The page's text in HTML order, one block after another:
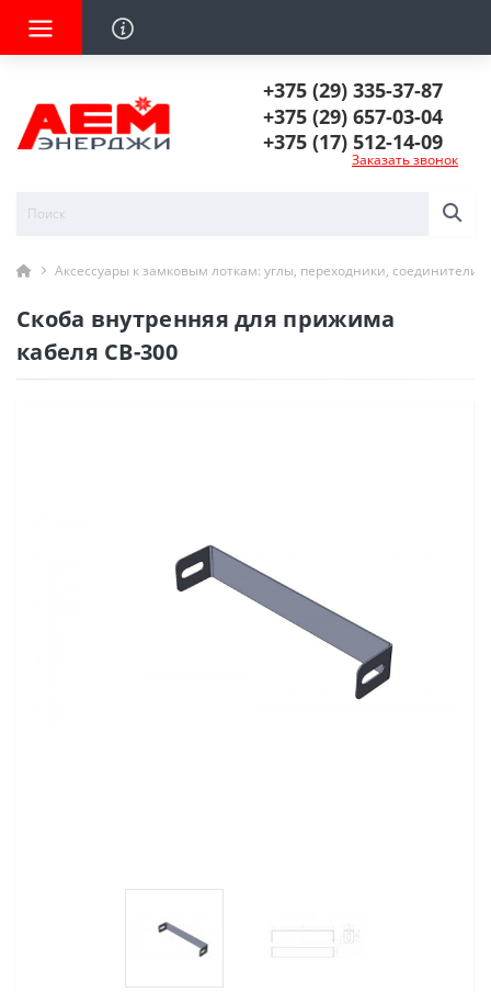
+375 (29) 335-37-87
+375 (29) 657-03-04
+375 (17) 512-14-09
Заказать звонок
Аксессуары к замковым лоткам: углы, переходники, соединители
Скоба внутренняя для прижима
кабеля СВ-300